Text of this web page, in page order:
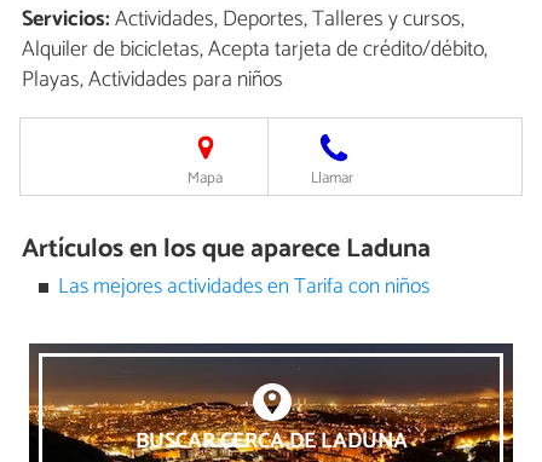
Servicios:Actividades, Deportes, Talleres y cursos,
Alquiler de bicicletas, Acepta tarjeta de crédito/débito,
Playas, Actividades para niños
Mapa Llamar
Artículos en los que aparece Laduna
Las mejores actividades en Tarifa con niños
BUSCAR CERCA DE LADUNA